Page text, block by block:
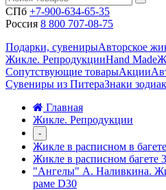
СПб +7-900-634-65-35
Россия 8 800 707-08-75
Подарки, сувенирыАвторское
Жикле. РепродукцииHand Made
Сопутствующие товарыАкции
Сувениры из ПитераЗнаки
Главная
Жикле. Репродукции
-
Жикле в расписном в багете
Жикле в расписном багете
"Ангелы" А. Наливкина.
раме D30